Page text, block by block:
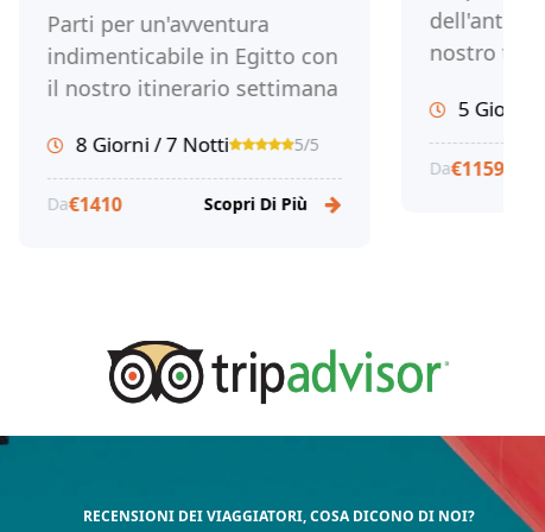
per un'avventura
in Egitto con
itinerario settimana
Alam e Il Cairo.
ora con Tour Egitto!
8 Giorni / 7 Notti 5/5
Scopri Di Più
dell'antico Egitto
nostro tour Cairo
Storia. Prenota ora!
5 Giorni / 4 Notti
RECENSIONI DEI VIAGGIATORI, COSA DICONO DI NOI?